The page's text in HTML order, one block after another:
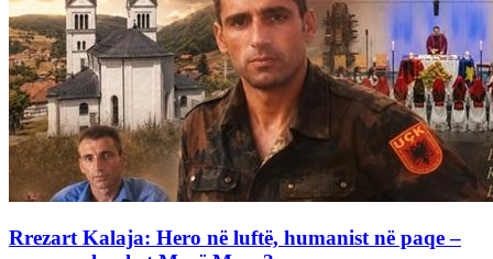
Rrezart Kalaja: Hero në luftë, humanist në paqe –